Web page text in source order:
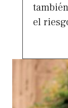
el